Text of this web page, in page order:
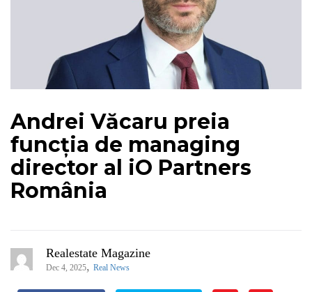
Andrei Văcaru preia
funcția de managing
director al iO Partners
România
Realestate Magazine
Dec 4, 2025, Real News